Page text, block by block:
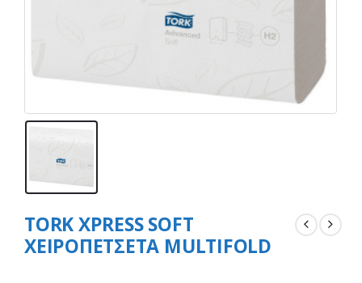
TORK XPRESS SOFT
ΧΕΙΡΟΠΕΤΣΕΤΑ MULTIFOLD